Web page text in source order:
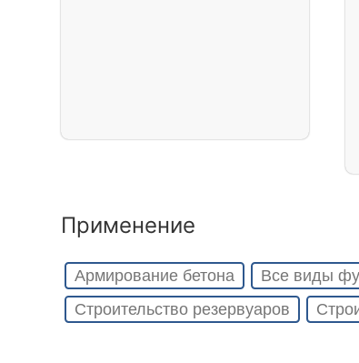
Применение
Армирование бетона Все виды
Строительство резервуаров